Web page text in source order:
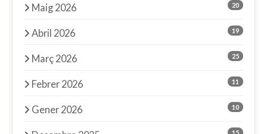
Maig 2026 20
Abril 2026 19
Març 2026 25
Febrer 2026 11
Gener 2026 10